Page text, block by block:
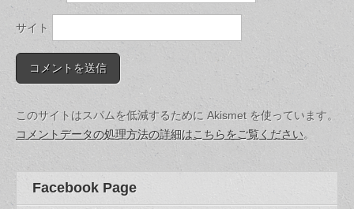
サイト
このサイトはスパムを低減するために Akismet を使っています。
コメントデータの処理方法の詳細はこちらをご覧ください。
Facebook Page